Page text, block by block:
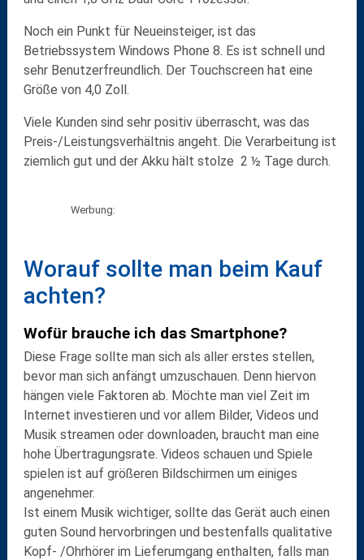
Noch ein Punkt für Neueinsteiger, ist das
Betriebssystem Windows Phone 8. Es ist schnell und
sehr Benutzerfreundlich. Der Touchscreen hat eine
Größe von 4,0 Zoll.
Viele Kunden sind sehr positiv überrascht, was das
Preis-/Leistungsverhältnis angeht. Die Verarbeitung ist
ziemlich gut und der Akku hält stolze 2 ½ Tage durch.
Werbung:
Worauf sollte man beim Kauf
achten?
Wofür brauche ich das Smartphone?
Diese Frage sollte man sich als aller erstes stellen,
bevor man sich anfängt umzuschauen. Denn hiervon
hängen viele Faktoren ab. Möchte man viel Zeit im
Internet investieren und vor allem Bilder, Videos und
Musik streamen oder downloaden, braucht man eine
hohe Übertragungsrate. Videos schauen und Spiele
spielen ist auf größeren Bildschirmen um einiges
angenehmer.
Ist einem Musik wichtiger, sollte das Gerät auch einen
guten Sound hervorbringen und bestenfalls qualitative
Kopf- /Ohrhörer im Lieferumgang enthalten, falls man